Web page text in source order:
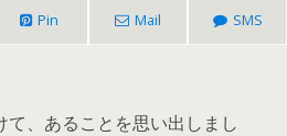
Pin Mail SMS
て、あることを思い出しまし